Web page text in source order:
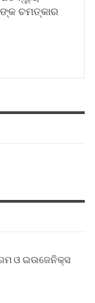
ଚମତ୍କାର
ଓ ଇଉଜେନିକ୍ସ